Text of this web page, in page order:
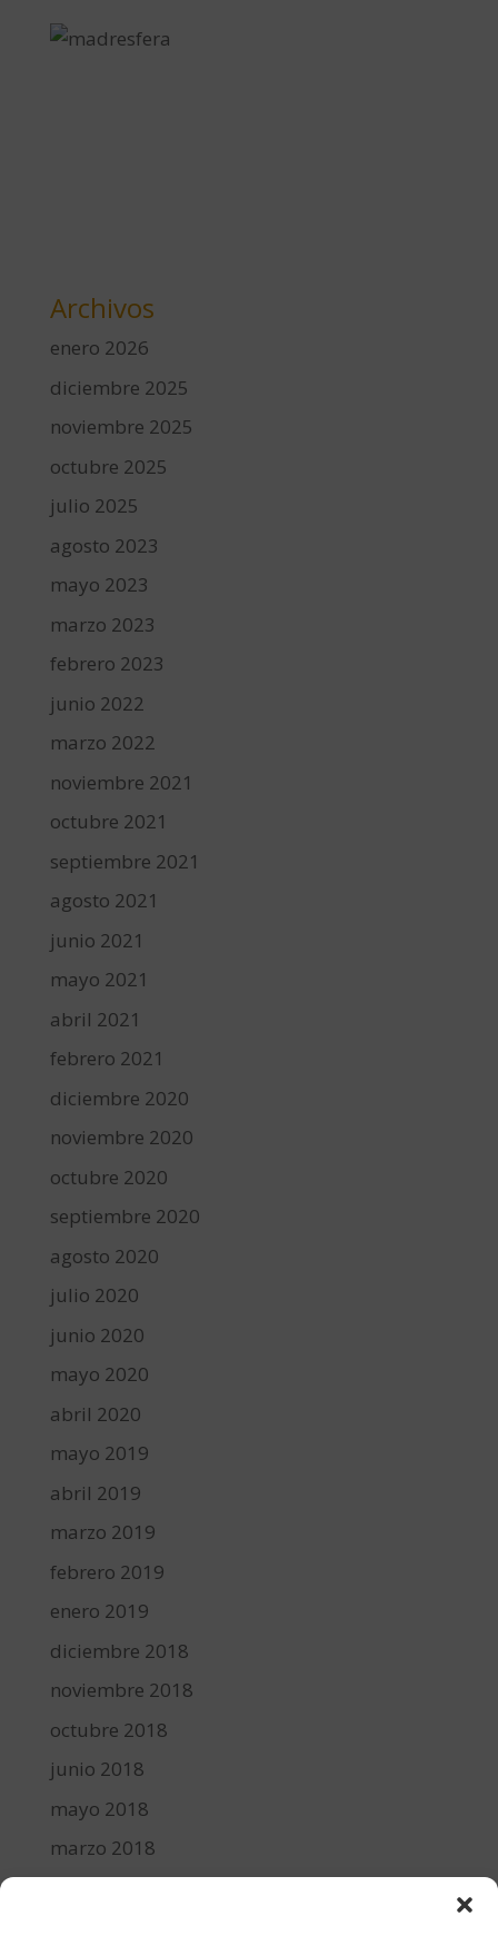
Archivos
enero 2026
diciembre 2025
noviembre 2025
octubre 2025
julio 2025
agosto 2023
mayo 2023
marzo 2023
febrero 2023
junio 2022
marzo 2022
noviembre 2021
octubre 2021
septiembre 2021
agosto 2021
junio 2021
mayo 2021
abril 2021
febrero 2021
diciembre 2020
noviembre 2020
octubre 2020
septiembre 2020
agosto 2020
julio 2020
junio 2020
mayo 2020
abril 2020
mayo 2019
abril 2019
marzo 2019
febrero 2019
enero 2019
diciembre 2018
noviembre 2018
octubre 2018
junio 2018
mayo 2018
marzo 2018